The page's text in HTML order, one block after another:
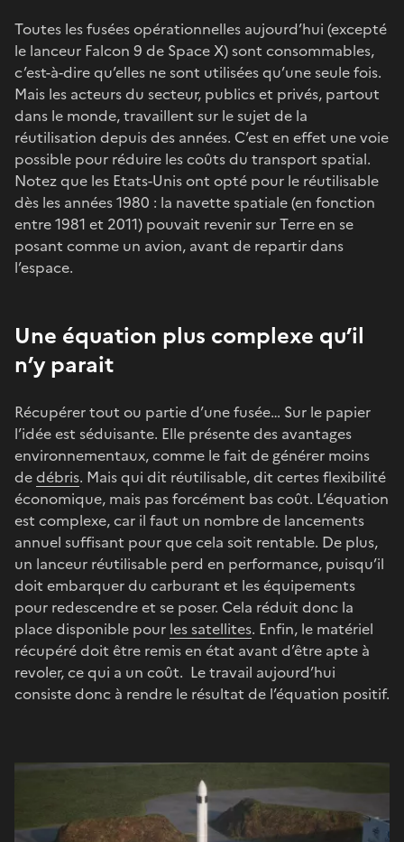
Toutes les fusées opérationnelles aujourd’hui (excepté
le lanceur Falcon 9 de Space X) sont consommables,
c’est-à-dire qu’elles ne sont utilisées qu’une seule fois.
Mais les acteurs du secteur, publics et privés, partout
dans le monde, travaillent sur le sujet de la
réutilisation depuis des années. C’est en effet une voie
possible pour réduire les coûts du transport spatial.
Notez que les Etats-Unis ont opté pour le réutilisable
dès les années 1980 : la navette spatiale (en fonction
entre 1981 et 2011) pouvait revenir sur Terre en se
posant comme un avion, avant de repartir dans
l’espace.
Une équation plus complexe qu’il
n’y parait
Récupérer tout ou partie d’une fusée… Sur le papier
l’idée est séduisante. Elle présente des avantages
environnementaux, comme le fait de générer moins
dedébris. Mais qui dit réutilisable, dit certes flexibilité
économique, mais pas forcément bas coût. L’équation
est complexe, car il faut un nombre de lancements
annuel suffisant pour que cela soit rentable. De plus,
un lanceur réutilisable perd en performance, puisqu’il
doit embarquer du carburant et les équipements
pour redescendre et se poser. Cela réduit donc la
place disponible pour les satellites. Enfin, le matériel
récupéré doit être remis en état avant d’être apte à
revoler, ce qui a un coût. Le travail aujourd’hui
consiste donc à rendre le résultat de l’équation positif.